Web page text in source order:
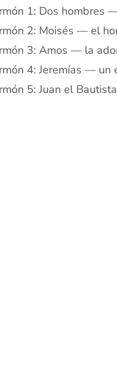
1: Dos hombres
2: Moisés — el
3: Amos — la
4: Jeremías — un
5: Juan el